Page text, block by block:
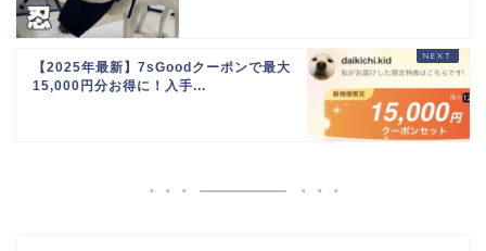
【2025年最新】7sGoodクーポンで最大
15,000円分お得に！入手...